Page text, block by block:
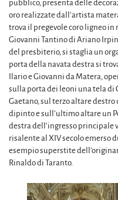
pubblico, presenta delle
oro realizzate dall’artista
trova il pregevole coro ligneo in
Giovanni Tantino di Ariano
del presbiterio, si staglia un
porta della navata destra si
Ilario e Giovanni da Matera,
sulla porta dei leoni una tela di
Gaetano, sul terzo altare
dipinto e sull’ultimo altare un
destra dell’ingresso principale
risalente al XIV secolo emerso
esempio superstite
Rinaldo di Taranto.